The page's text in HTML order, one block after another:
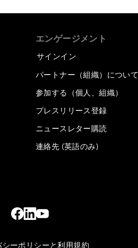
エンゲージメント
サインイン
パートナー（組織）について
参加する（個人、組織）
プレスリリース登録
ニュースレター購読
連絡先 (英語のみ)
シーポリシーと利用規約